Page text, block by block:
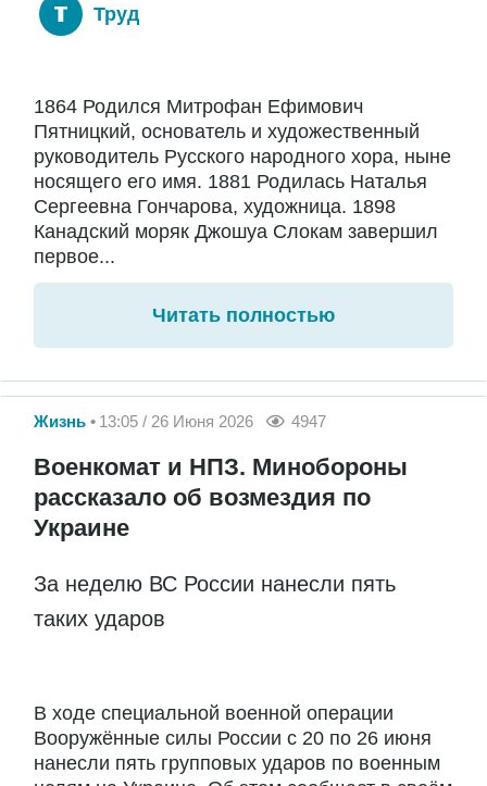
Труд
1864 Родился Митрофан Ефимович
Пятницкий, основатель и художественный
руководитель Русского народного хора, ныне
носящего его имя. 1881 Родилась Наталья
Сергеевна Гончарова, художница. 1898
Канадский моряк Джошуа Слокам завершил
первое...
Читать полностью
Жизнь 13:05 / 26 Июня 2026 4947
Военкомат и НПЗ. Минобороны
рассказало об возмездия по
Украине
За неделю ВС России нанесли пять
таких ударов
В ходе специальной военной операции
Вооружённые силы России с 20 по 26 июня
нанесли пять групповых ударов по военным